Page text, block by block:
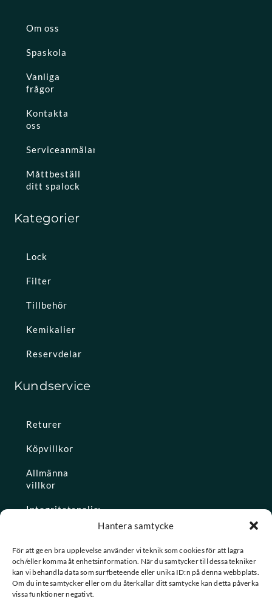
Hantera samtycke
För att ge en bra upplevelse använder vi teknik som cookies för att lagra
och/eller komma åt enhetsinformation. När du samtycker till dessa tekniker
kan vi behandla data som surfbeteende eller unika ID:n på denna webbplats.
Om du inte samtycker eller om du återkallar ditt samtycke kan detta påverka
vissa funktioner negativt.
Om oss
Spaskola
Vanliga
frågor
Kontakta
oss
Serviceanmälan
Måttbeställ
ditt spalock
Kategorier
Lock
Filter
Tillbehör
Kemikalier
Reservdelar
Kundservice
Returer
Köpvillkor
Allmänna
villkor
Integritetspolicy
Konto